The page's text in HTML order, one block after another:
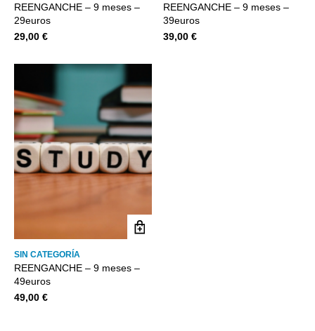
REENGANCHE – 9 meses –
29euros
29,00 €
REENGANCHE – 9 meses –
39euros
39,00€
SIN CATEGORÍA
REENGANCHE – 9 meses –
49euros
49,00 €